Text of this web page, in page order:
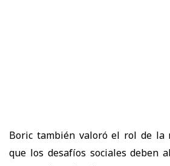
Boric también valoró el rol de la
que los desafíos sociales deben